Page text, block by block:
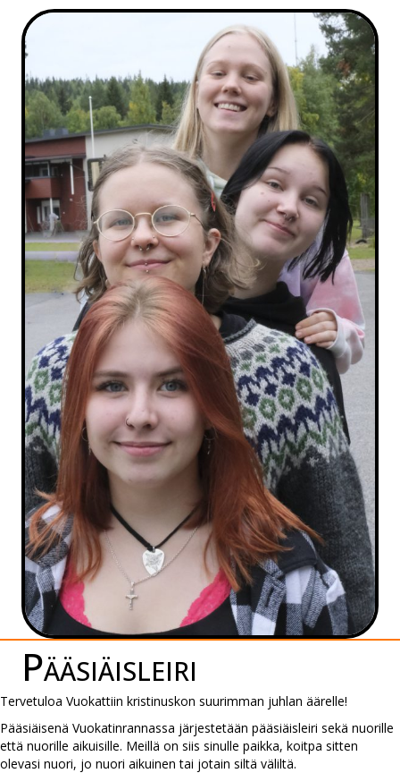
Pääsiäis­leiri
Tervetuloa Vuokattiin kristinuskon suurimman juhlan äärelle!
Pääsiäisenä Vuokatinrannassa järjestetään pääsiäisleiri sekä nuorille
että nuorille aikuisille. Meillä on siis sinulle paikka, koitpa sitten
olevasi nuori, jo nuori aikuinen tai jotain siltä väliltä.